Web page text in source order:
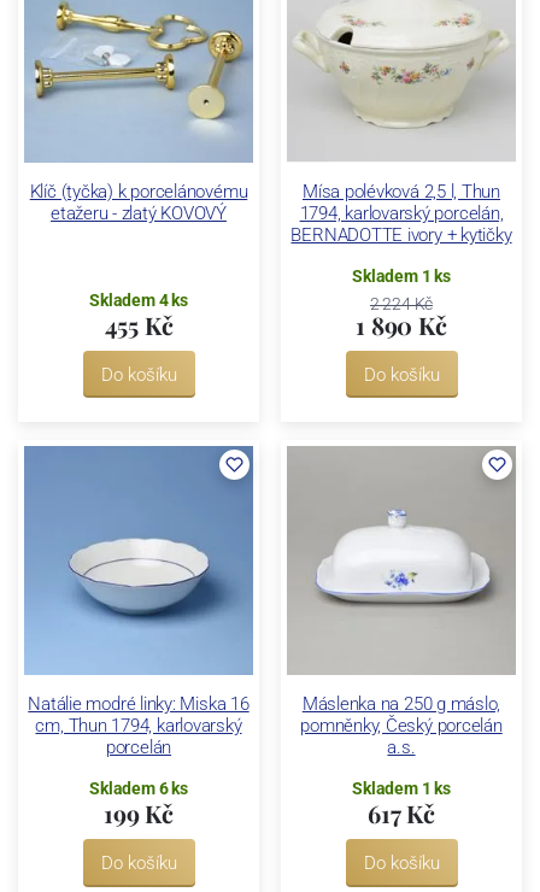
Klíč (tyčka) k porcelánovému
etažeru - zlatý KOVOVÝ
Skladem 4 ks
455 Kč
Do košíku
Mísa polévková 2,5 l, Thun
1794, karlovarský porcelán,
BERNADOTTE ivory + kytičky
Skladem 1 ks
2 224 Kč
1 890 Kč
Do košíku
Natálie modré linky: Miska 16
cm, Thun 1794, karlovarský
porcelán
Skladem 6 ks
199 Kč
Do košíku
Máslenka na 250 g máslo,
pomněnky, Český porcelán
a.s.
Skladem 1 ks
617 Kč
Do košíku